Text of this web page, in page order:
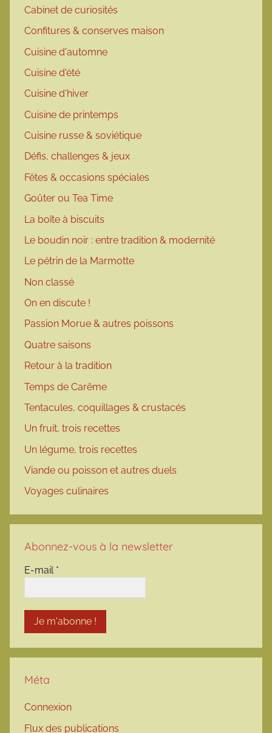
Cabinet de curiosités
Confitures & conserves maison
Cuisine d'automne
Cuisine d'été
Cuisine d'hiver
Cuisine de printemps
Cuisine russe & soviétique
Défis, challenges & jeux
Fêtes & occasions spéciales
Goûter ou Tea Time
La boîte à biscuits
Le boudin noir : entre tradition & modernité
Le pétrin de la Marmotte
Non classé
On en discute !
Passion Morue & autres poissons
Quatre saisons
Retour à la tradition
Temps de Carême
Tentacules, coquillages & crustacés
Un fruit, trois recettes
Un légume, trois recettes
Viande ou poisson et autres duels
Voyages culinaires
Abonnez-vous à la newsletter
E-mail *
Méta
Connexion
Flux des publications